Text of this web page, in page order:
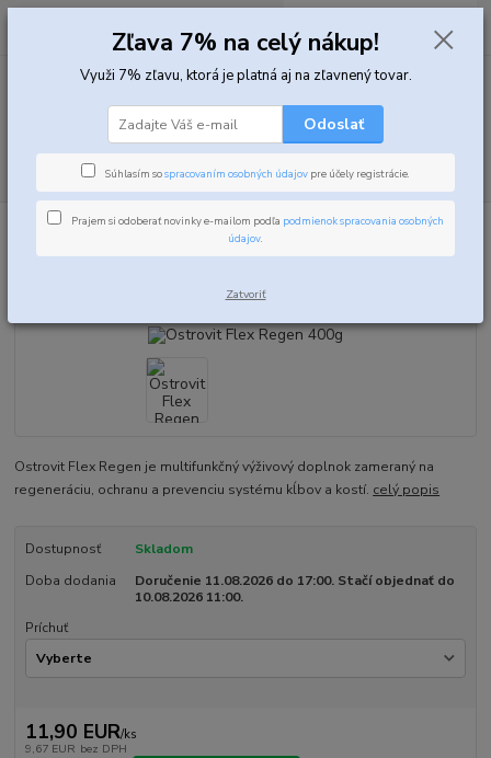
Hľadať
0,00 EUR
Kĺbová výživa Ostrovit Flex Regen 400g
Ostrovit Flex Regen je multifunkčný výživový doplnok zameraný na
regeneráciu, ochranu a prevenciu systému kĺbov a kostí. celý popis
Dostupnosť
Skladom
Doba dodania
Doručenie 11.08.2026 do 17:00. Stačí objednať do
10.08.2026 11:00.
Príchuť
11,90 EUR/ks
9,67 EUR bez DPH
Zľava 7% na celý nákup!
Využi 7% zľavu, ktorá je platná aj na zľavnený tovar.
Odoslať
Súhlasím sospracovaním osobných údajov pre účely registrácie.
Prajem si odoberať novinky e-mailom podľa podmienok spracovania osobných
údajov.
Zatvoriť